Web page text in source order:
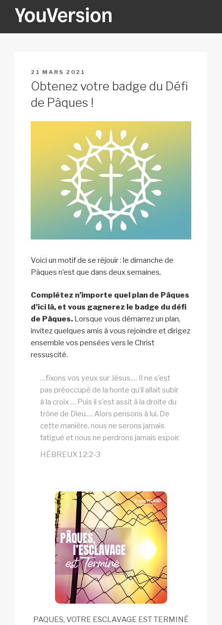
YOUVERSION
PUBLIÉ
LE
21 MARS 2021
Obtenez votre badge du Défi
de Pâques !
Voici un motif de se réjouir : le dimanche de
Pâques n’est que dans deux semaines.
Complétez n’importe quel plan de Pâques
d’ici là, et vous gagnerez le badge du défi
de Pâques. Lorsque vous démarrez un plan,
invitez quelques amis à vous rejoindre et dirigez
ensemble vos pensées vers le Christ
ressuscité.
…fixons vos yeux sur Jésus.… Il ne s’est
pas préoccupé de la honte qu’il allait subir
à la croix … Puis il s’est assit à la droite du
trône de Dieu.… Alors pensons à lui. De
cette manière, nous ne serons jamais
fatigué et nous ne perdrons jamais espoir.
HÉBREUX 12:2-3
PAQUES, VOTRE ESCLAVAGE EST TERMINÉ